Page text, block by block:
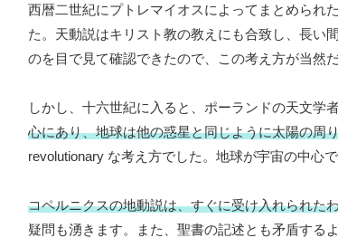
西暦二世紀にプトレマイオスによってまとめられた
た。天動説はキリスト教の教えにも合致し、長い
のを目で見て確認できたので、この考え方が当然
しかし、十六世紀に入ると、ポーランドの天文学
心にあり、地球は他の惑星と同じように太陽の周
revolutionary な考え方でした。地球が宇宙の中心
コペルニクスの地動説は、すぐに受け入れられた
疑問も湧きます。また、聖書の記述とも矛盾する